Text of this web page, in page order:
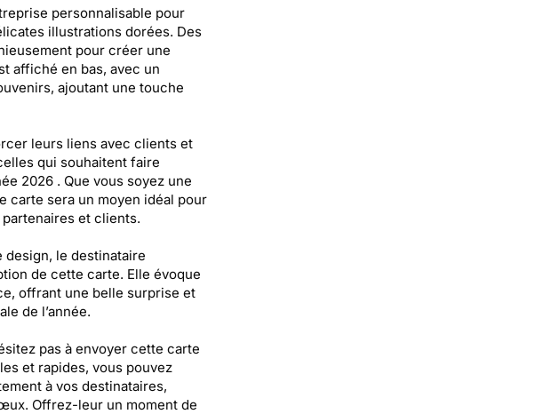
personnalisable pour
illustrations dorées. Des
pour créer une
affiché en bas, avec un
ajoutant une touche
leurs liens avec clients et
qui souhaitent faire
2026 . Que vous soyez une
carte sera un moyen idéal pour
et clients.
design, le destinataire
de cette carte. Elle évoque
offrant une belle surprise et
de l’année.
pas à envoyer cette carte
et rapides, vous pouvez
à vos destinataires,
Offrez-leur un moment de